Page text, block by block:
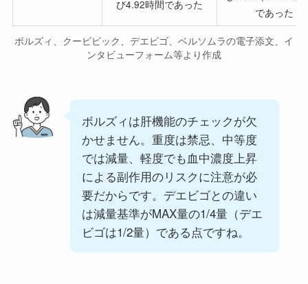
び4.92時間であった
であった
ボルズィ、クービビック、デエビゴ、ベルソムラの電子添文、イ
ンタビューフォーム等より作成
ボルズィは肝機能のチェックが欠
かせません。重度は禁忌、中等度
では減量、軽度でも血中濃度上昇
による副作用のリスクに注意が必
要だからです。デエビゴとの違い
は減量基準がMAX量の1/4量（デエ
ビゴは1/2量）である点ですね。